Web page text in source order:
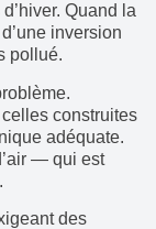
Quand la
inversion
pollué.
construites
adéquate.
— qui est
des